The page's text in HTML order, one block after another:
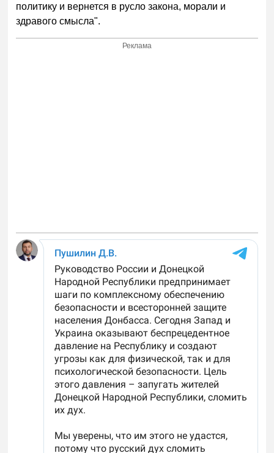
политику и вернется в русло закона, морали и
здравого смысла".
Реклама